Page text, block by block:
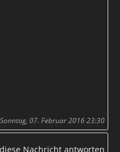
Sonntag, 07. Februar 2016 23:30